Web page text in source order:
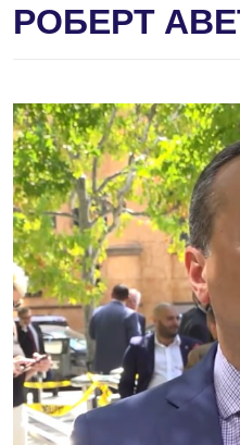
РОБЕРТ